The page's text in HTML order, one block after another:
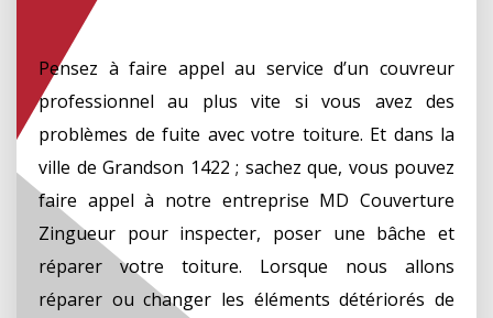
Pensez à faire appel au service d’un couvreur
professionnel au plus vite si vous avez des
problèmes de fuite avec votre toiture. Et dans la
ville de Grandson 1422 ; sachez que, vous pouvez
faire appel à notre entreprise MD Couverture
Zingueur pour inspecter, poser une bâche et
réparer votre toiture. Lorsque nous allons
réparer ou changer les éléments détériorés de